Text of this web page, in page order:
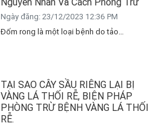
Ngày đăng: 23/12/2023 12:36 PM
Đốm rong là một loại bệnh do tảo
cây sầu riêng, làm giảm khả năng quang
hợp, sinh trưởng và năng suất của cây.
TẠI SAO CÂY SẦU RIÊNG LẠI BỊ
VÀNG LÁ THỐI RỄ, BIỆN PHÁP
PHÒNG TRỪ BỆNH VÀNG LÁ THỐI
RỄ.